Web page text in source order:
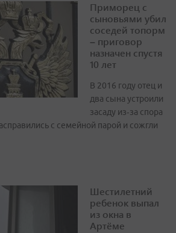
Приморец с
сыновьями убил
соседей топорм
– приговор
назначен спустя
10 лет
В 2016 году отец и
два сына устроили
засаду из‑за спора
с семейной парой и сожгли
Шестилетний
ребенок выпал
из окна в
Артёме